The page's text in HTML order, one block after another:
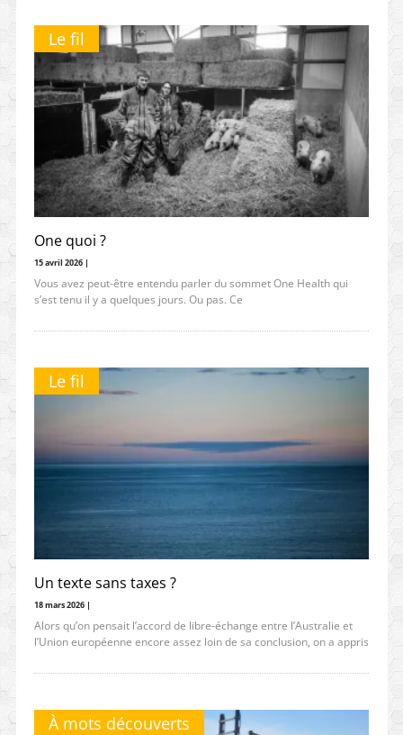
Le fil
One quoi ?
15 avril 2026 |
Vous avez peut-être entendu parler du sommet One Health qui
s’est tenu il y a quelques jours. Ou pas. Ce
Le fil
Un texte sans taxes ?
18 mars 2026 |
Alors qu’on pensait l’accord de libre-échange entre l’Australie et
l’Union européenne encore assez loin de sa conclusion, on a appris
À mots découverts